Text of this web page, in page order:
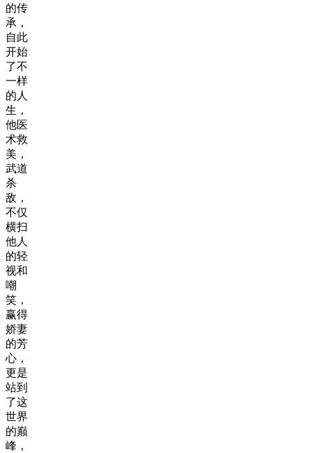
的传
承，
自此
开始
了不
一样
的人
生，
他医
术救
美，
武道
杀
敌，
不仅
横扫
他人
的轻
视和
嘲
笑，
赢得
娇妻
的芳
心，
更是
站到
了这
世界
的巅
峰，